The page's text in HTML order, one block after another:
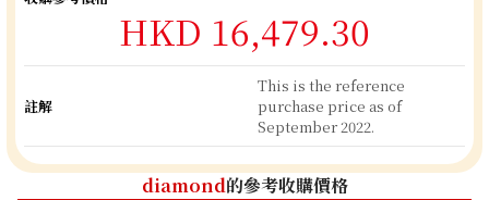
HKD 16,479.30
註解
This is the reference
purchase price as of
September 2022.
diamond的參考收購價格